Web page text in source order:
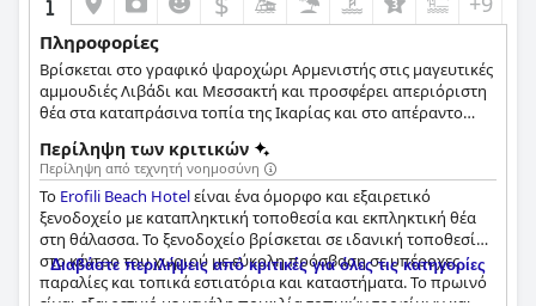
Πληροφορίες
Βρίσκεται στο γραφικό ψαροχώρι Αρμενιστής στις μαγευτικές
αμμουδιές Λιβάδι και Μεσσακτή και προσφέρει απεριόριστη
θέα στα καταπράσινα τοπία της Ικαρίας και στο απέραντο
Περίληψη των κριτικών
Περίληψη από τεχνητή νοημοσύνη
Το Erofili Beach Hotelείναι ένα όμορφο και εξαιρετικό
ξενοδοχείο με καταπληκτική τοποθεσία και εκπληκτική θέα
στη θάλασσα. Το ξενοδοχείο βρίσκεται σε ιδανική τοποθεσία
στο κέντρο του χωριού με εύκολη πρόσβαση σε υπέροχες
παραλίες και τοπικά εστιατόρια και καταστήματα. Το πρωινό
Διαβάστε περιλήψεις από κριτικές για όλες τις κατηγορίες